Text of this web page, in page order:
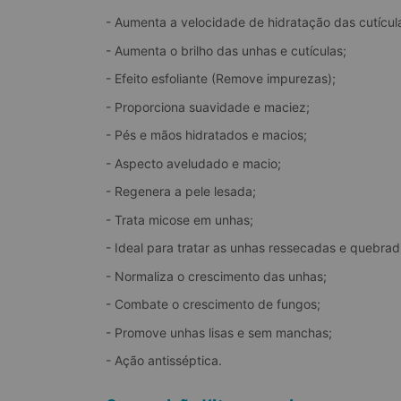
Terbinafina
- Aumenta a velocidade de hidratação das
- Aumenta o brilho das unhas e cutículas;
- Efeito esfoliante (Remove impurezas);
- Proporciona suavidade e maciez;
- Pés e mãos hidratados e macios;
- Aspecto aveludado e macio;
- Regenera a pele lesada;
- Trata micose em unhas;
- Ideal para tratar as unhas ressecadas e
- Normaliza o crescimento das unhas;
- Combate o crescimento de fungos;
- Promove unhas lisas e sem manchas;
- Ação antisséptica.